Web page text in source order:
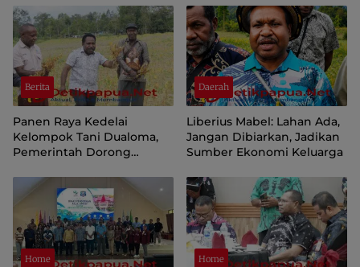
Petani
Berita
Panen Raya Kedelai
Kelompok Tani Dualoma,
Pemerintah Dorong
Kembali ke Kebun
Daerah
Liberius Mabel: Lahan Ada,
Jangan Dibiarkan, Jadikan
Sumber Ekonomi Keluarga
Home Home